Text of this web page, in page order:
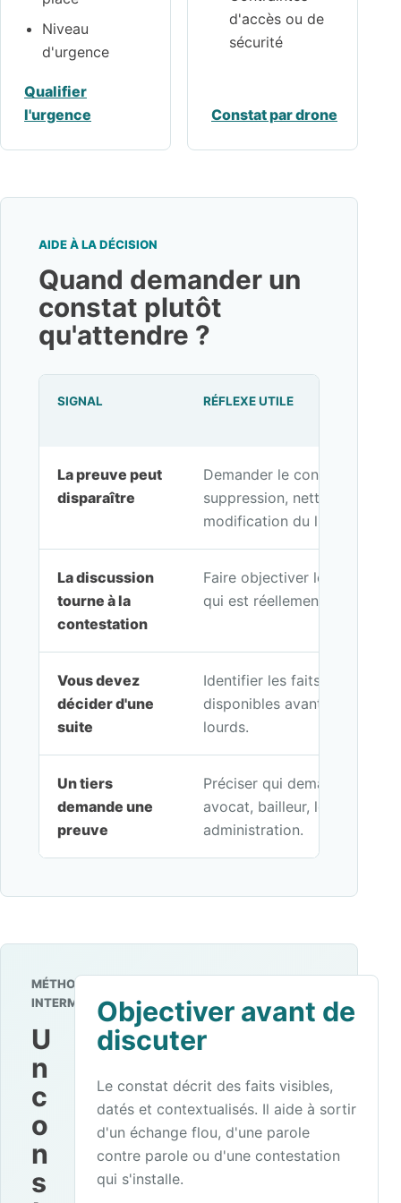
Niveau
d'urgence
Qualifier
l'urgence
d'accès ou de
sécurité
Constat par drone
AIDE À LA DÉCISION
Quand demander un
constat plutôt
qu'attendre ?
SIGNAL RÉFLEXE UTILE
La preuve peut
disparaître
Demander le constat avant
suppression, nettoyage,
modification du lieu.
La discussion
tourne à la
contestation
Faire objectiver les faits
qui est réellement
Vous devez
décider d'une
suite
Identifier les faits à
disponibles avant d'engager
lourds.
Un tiers
demande une
preuve
Préciser qui demande la
avocat, bailleur, locataire,
administration.
MÉTHODE
INTERMEDIANCE
U
n
c
o
n
s
Objectiver avant de
discuter
Le constat décrit des faits visibles,
datés et contextualisés. Il aide à sortir
d'un échange flou, d'une parole
contre parole ou d'une contestation
qui s'installe.